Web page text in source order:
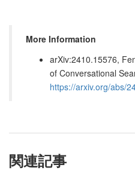
More Information
arXiv:2410.15576,
of Conversational
https://arxiv.org/abs/
関連記事